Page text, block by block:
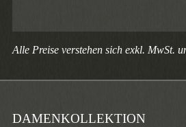
Alle Preise verstehen sich exkl. MwSt.
DAMENKOLLEKTION